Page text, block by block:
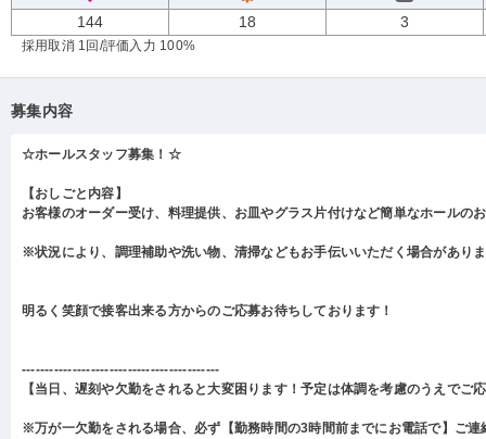
144 18 3
採用取消 1回 /評価入力 100%
募集内容
☆ホールスタッフ募集！☆
【おしごと内容】
お客様のオーダー受け、料理提供、お皿やグラス片付けなど簡単なホールの
※状況により、調理補助や洗い物、清掃などもお手伝いいただく場合があり
明るく笑顔で接客出来る方からのご応募お待ちしております！
-------------------------------------------
【当日、遅刻や欠勤をされると大変困ります！予定は体調を考慮のうえでご
※万が一欠勤をされる場合、必ず【勤務時間の3時間前までにお電話で】ご連